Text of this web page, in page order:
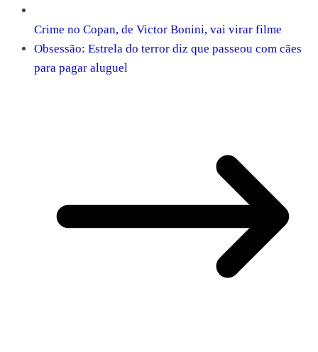
Crime no Copan, de Victor Bonini, vai virar filme
Obsessão: Estrela do terror diz que passeou com cães
para pagar aluguel